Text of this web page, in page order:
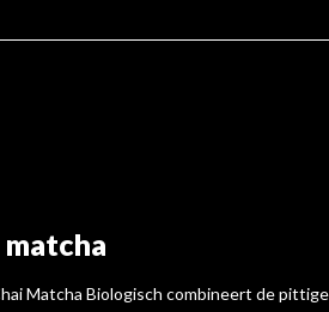
Matcha Biologisch combineert de